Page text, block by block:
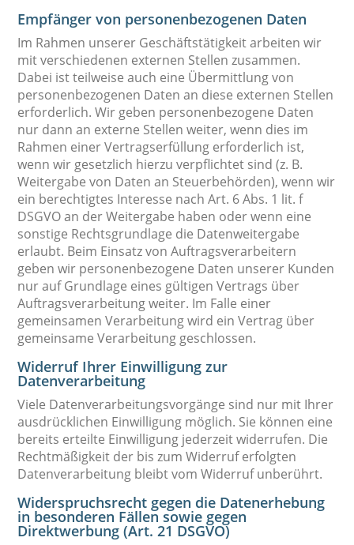
Empfänger von personenbezogenen Daten
Im Rahmen unserer Geschäftstätigkeit arbeiten wir
mit verschiedenen externen Stellen zusammen.
Dabei ist teilweise auch eine Übermittlung von
personenbezogenen Daten an diese externen Stellen
erforderlich. Wir geben personenbezogene Daten
nur dann an externe Stellen weiter, wenn dies im
Rahmen einer Vertragserfüllung erforderlich ist,
wenn wir gesetzlich hierzu verpflichtet sind (z. B.
Weitergabe von Daten an Steuerbehörden), wenn wir
ein berechtigtes Interesse nach Art. 6 Abs. 1 lit. f
DSGVO an der Weitergabe haben oder wenn eine
sonstige Rechtsgrundlage die Datenweitergabe
erlaubt. Beim Einsatz von Auftragsverarbeitern
geben wir personenbezogene Daten unserer Kunden
nur auf Grundlage eines gültigen Vertrags über
Auftragsverarbeitung weiter. Im Falle einer
gemeinsamen Verarbeitung wird ein Vertrag über
gemeinsame Verarbeitung geschlossen.
Widerruf Ihrer Einwilligung zur
Datenverarbeitung
Viele Datenverarbeitungsvorgänge sind nur mit Ihrer
ausdrücklichen Einwilligung möglich. Sie können eine
bereits erteilte Einwilligung jederzeit widerrufen. Die
Rechtmäßigkeit der bis zum Widerruf erfolgten
Datenverarbeitung bleibt vom Widerruf unberührt.
Widerspruchsrecht gegen die Datenerhebung
in besonderen Fällen sowie gegen
Direktwerbung (Art. 21 DSGVO)